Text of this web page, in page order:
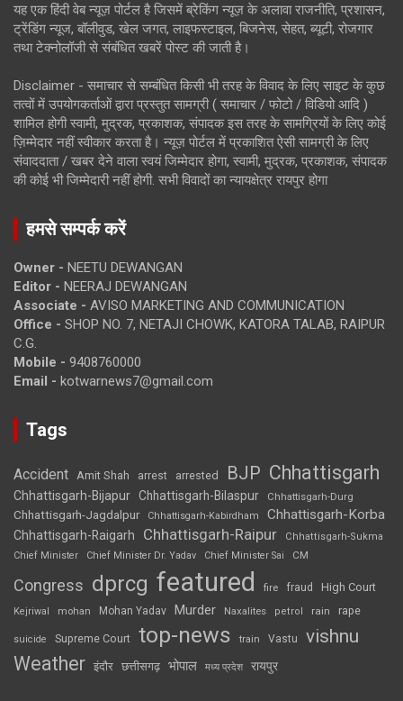
यह एक हिंदी वेब न्यूज़ पोर्टल है जिसमें ब्रेकिंग न्यूज़ के अलावा राजनीति, प्रशासन,
ट्रेंडिंग न्यूज, बॉलीवुड, खेल जगत, लाइफस्टाइल, बिजनेस, सेहत, ब्यूटी, रोजगार
तथा टेक्नोलॉजी से संबंधित खबरें पोस्ट की जाती है।
Disclaimer - समाचार से सम्बंधित किसी भी तरह के विवाद के लिए साइट के कुछ
तत्वों में उपयोगकर्ताओं द्वारा प्रस्तुत सामग्री ( समाचार / फोटो / विडियो आदि )
शामिल होगी स्वामी, मुद्रक, प्रकाशक, संपादक इस तरह के सामग्रियों के लिए कोई
ज़िम्मेदार नहीं स्वीकार करता है। न्यूज़ पोर्टल में प्रकाशित ऐसी सामग्री के लिए
संवाददाता / खबर देने वाला स्वयं जिम्मेदार होगा, स्वामी, मुद्रक, प्रकाशक, संपादक
की कोई भी जिम्मेदारी नहीं होगी. सभी विवादों का न्यायक्षेत्र रायपुर होगा
हमसे सम्पर्क करें
Owner - NEETU DEWANGAN
Editor - NEERAJ DEWANGAN
Associate - AVISO MARKETING AND COMMUNICATION
Office - SHOP NO. 7, NETAJI CHOWK, KATORA TALAB, RAIPUR
C.G.
Mobile - 9408760000
Email - kotwarnews7@gmail.com
Tags
Accident Amit Shah arrest arrested BJP Chhattisgarh
Chhattisgarh-Bijapur Chhattisgarh-Bilaspur Chhattisgarh-Durg
Chhattisgarh-Jagdalpur Chhattisgarh-Kabirdham Chhattisgarh-Korba
Chhattisgarh-Raigarh Chhattisgarh-Raipur
Chhattisgarh-Sukma
Chief Minister
Chief Minister Dr. Yadav Chief Minister Sai CM
Congress dprcg featured fire fraud High Court
Kejriwal mohan Mohan Yadav Murder Naxalites petrol rain rape
suicide Supreme Court top-news train Vastu vishnu
Weather इंदौर छत्तीसगढ़ भोपाल मध्य प्रदेश रायपुर